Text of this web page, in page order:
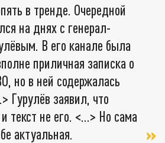
в тренде. Очередной
на днях с генерал-
В его канале была
приличная записка о
но в ней содержалась
Гурулёв заявил, что
текст не его. <…> Но сама
актуальная.